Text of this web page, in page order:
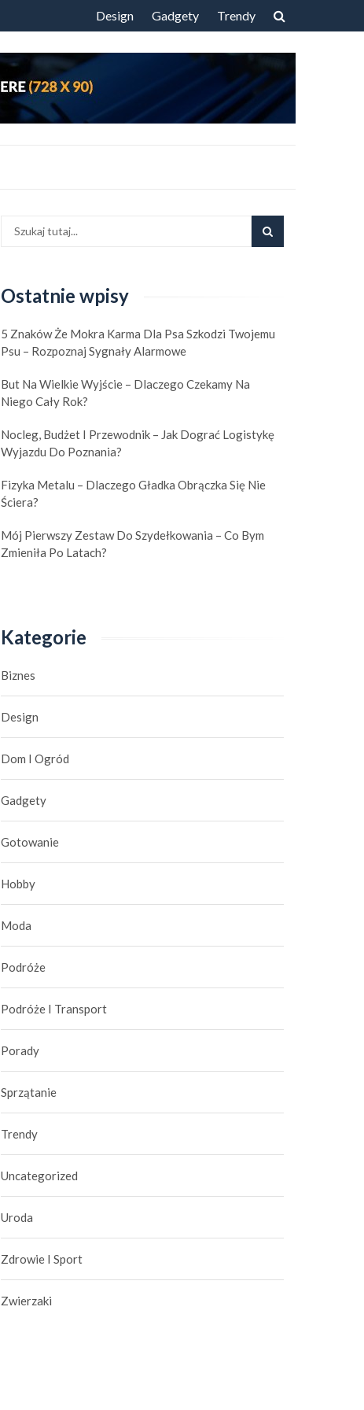
Przejdź
Design Gadgety Trendy
Ostatnie wpisy
5 Znaków Że Mokra Karma Dla Psa Szkodzi Twojemu
Psu – Rozpoznaj Sygnały Alarmowe
But Na Wielkie Wyjście – Dlaczego Czekamy Na
Niego Cały Rok?
Nocleg, Budżet I Przewodnik – Jak Dograć Logistykę
Wyjazdu Do Poznania?
Fizyka Metalu – Dlaczego Gładka Obrączka Się Nie
Ściera?
Mój Pierwszy Zestaw Do Szydełkowania – Co Bym
Zmieniła Po Latach?
Kategorie
Biznes
Design
Dom I Ogród
Gadgety
Gotowanie
Hobby
Moda
Podróże
Podróże I Transport
Porady
Sprzątanie
Trendy
Uncategorized
Uroda
Zdrowie I Sport
Zwierzaki